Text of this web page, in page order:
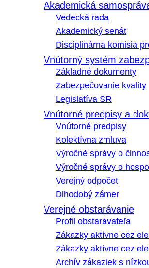
Akademická
Vedecká rada
Akademický senát
Disciplinárna komisia
Vnútorný systém
Základné dokumenty
Zabezpečovanie kvality
Legislatíva SR
Vnútorné predpisy a
Vnútorné predpisy
Kolektívna zmluva
Výročné správy o
Výročné správy o
Verejný odpočet
Dlhodobý zámer
Verejné obstarávanie
Profil obstarávateľa
Zákazky aktívne cez
Zákazky aktívne cez
Archív zákaziek s